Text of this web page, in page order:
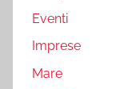
Eventi
Imprese
Mare